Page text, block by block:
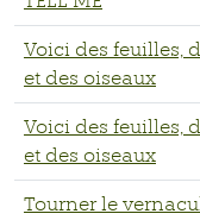
Voici des feuilles,
et des oiseaux
Voici des feuilles,
et des oiseaux
Tourner le